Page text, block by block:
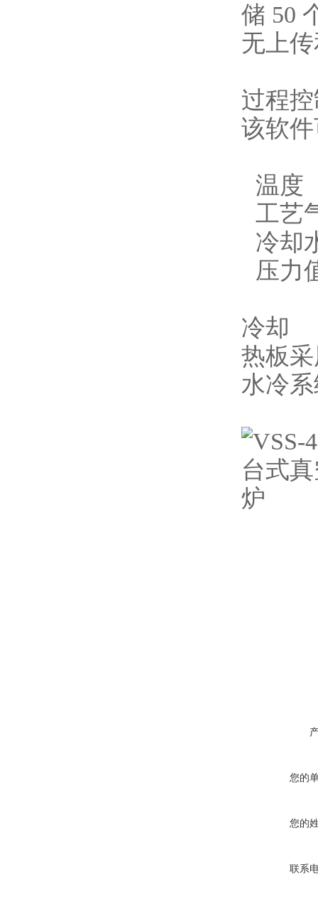
储 50
无上
过程
该软
温度
工艺
冷却
压力
冷却
热板
水冷
您的
您的
联系